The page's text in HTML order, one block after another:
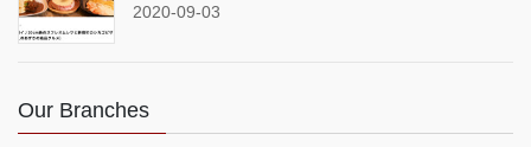
2020-09-03
Our Branches